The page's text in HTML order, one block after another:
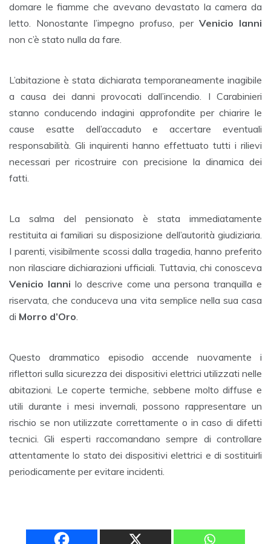
domare le fiamme che avevano devastato la camera da
letto. Nonostante l’impegno profuso, per Venicio Ianni
non c’è stato nulla da fare.
L’abitazione è stata dichiarata temporaneamente inagibile
a causa dei danni provocati dall’incendio. I Carabinieri
stanno conducendo indagini approfondite per chiarire le
cause esatte dell’accaduto e accertare eventuali
responsabilità. Gli inquirenti hanno effettuato tutti i rilievi
necessari per ricostruire con precisione la dinamica dei
fatti.
La salma del pensionato è stata immediatamente
restituita ai familiari su disposizione dell’autorità giudiziaria.
I parenti, visibilmente scossi dalla tragedia, hanno preferito
non rilasciare dichiarazioni ufficiali. Tuttavia, chi conosceva
Venicio Ianni lo descrive come una persona tranquilla e
riservata, che conduceva una vita semplice nella sua casa
di Morro d’Oro.
Questo drammatico episodio accende nuovamente i
riflettori sulla sicurezza dei dispositivi elettrici utilizzati nelle
abitazioni. Le coperte termiche, sebbene molto diffuse e
utili durante i mesi invernali, possono rappresentare un
rischio se non utilizzate correttamente o in caso di difetti
tecnici. Gli esperti raccomandano sempre di controllare
attentamente lo stato dei dispositivi elettrici e di sostituirli
periodicamente per evitare incidenti.